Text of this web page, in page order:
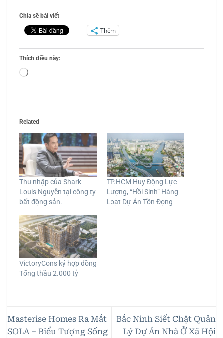
Chia sẽ bài viết
Thêm
Thích điều này:
Đang
Related
Thu nhập của Shark
Louis Nguyễn tại công ty
bất động sản.
TP.HCM Huy Động Lực
Lượng, “Hồi Sinh” Hàng
Loạt Dự Án Tồn Đọng
VictoryCons ký hợp đồng
Tổng thầu 2.000 tỷ
Masterise Homes Ra Mắt
SOLA – Biểu Tượng Sống
Bắc Ninh Siết Chặt Quản
Lý Dự Án Nhà Ở Xã Hội